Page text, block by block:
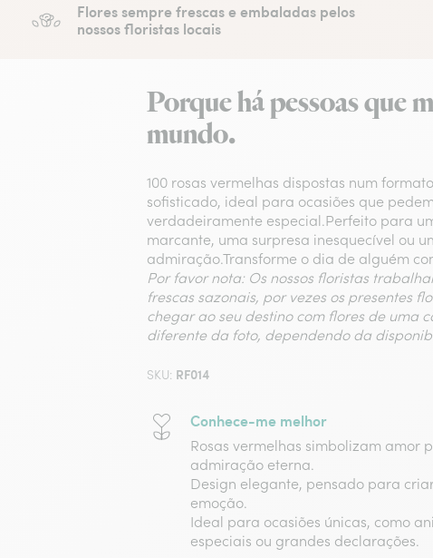
Flores sempre frescas e embaladas pelos
nossos floristas locais
Porque há pessoas que
mundo.
100 rosas vermelhas dispostas num
sofisticado, ideal para ocasiões que
verdadeiramente especial.Perfeito para
marcante, uma surpresa inesquecível ou
admiração.Transforme o dia de alguém
Por favor nota: Os nossos floristas
frescas sazonais, por vezes os presentes
chegar ao seu destino com flores de uma
diferente da foto, dependendo da
SKU: RF014
Conhece-me melhor
Rosas vermelhas simbolizam amor
admiração eterna.
Design elegante, pensado para
emoção.
Ideal para ocasiões únicas, como
especiais ou grandes declarações.